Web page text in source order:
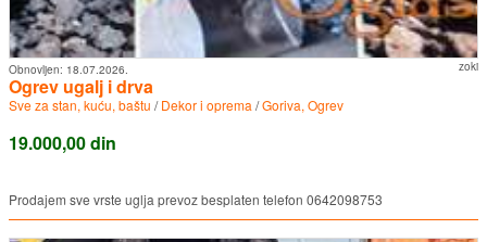
zoki
Obnovljen: 18.07.2026.
Ogrev ugalj i drva
Sve za stan, kuću, baštu /Dekor i oprema /Goriva, Ogrev
19.000,00 din
Prodajem sve vrste uglja prevoz besplaten telefon 0642098753